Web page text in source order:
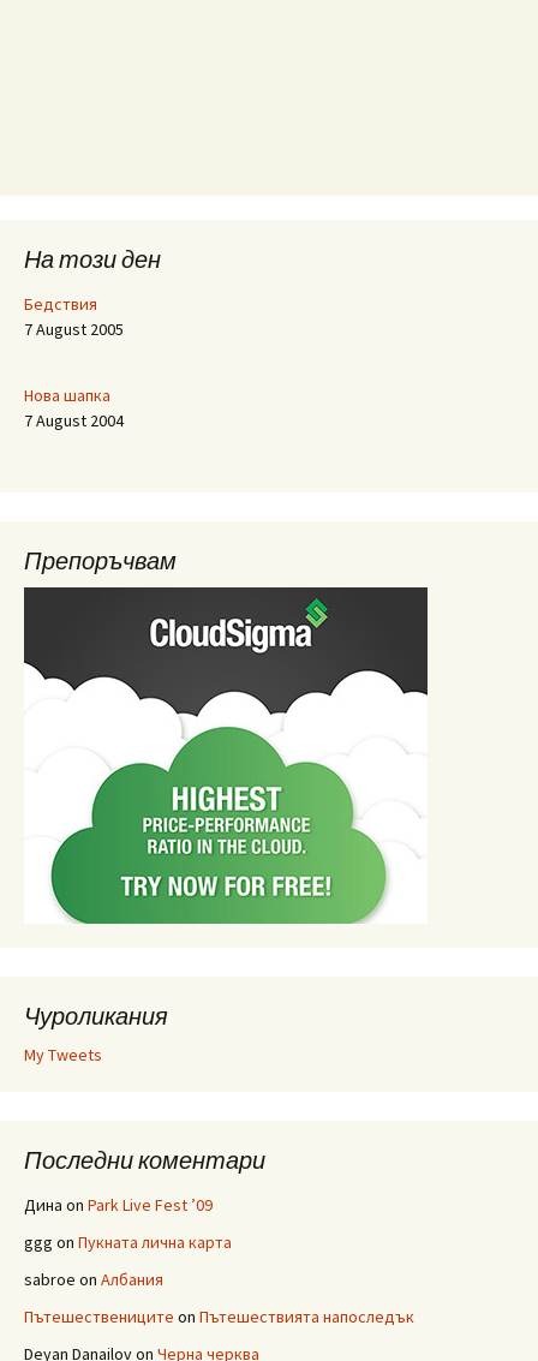
На този ден
Бедствия
7 August 2005
Нова шапка
7 August 2004
Препоръчвам
Чуроликания
My Tweets
Последни коментари
Дина on Park Live Fest ’09
ggg on Пукната лична карта
sabroe on Албания
Пътешествениците on Пътешествията напоследък
Deyan Danailovon Черна черква